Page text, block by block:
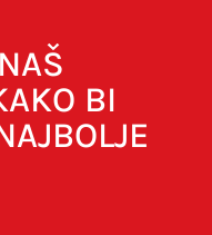
BI